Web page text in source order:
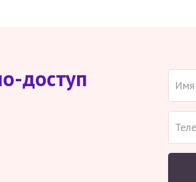
доступ